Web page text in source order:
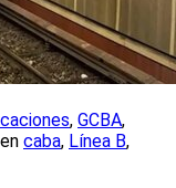
, GCBA,
caba, Línea B,